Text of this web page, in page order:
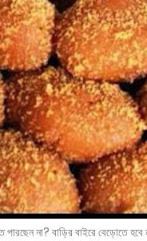
না? বাড়ির বাইরে বেড়োতে